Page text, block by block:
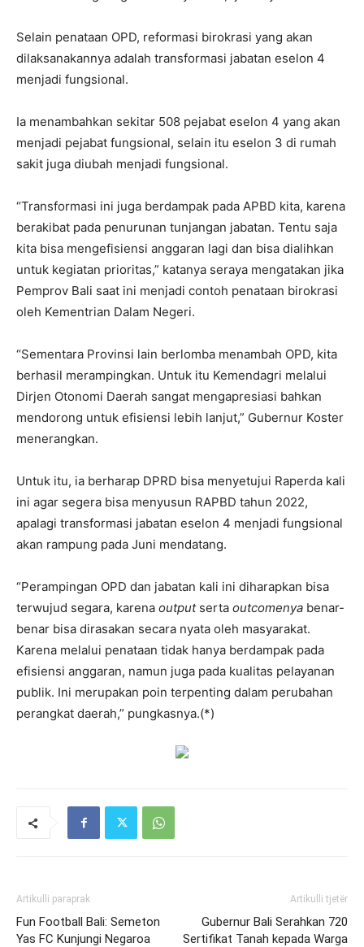
Selain penataan OPD, reformasi birokrasi yang akan
dilaksanakannya adalah transformasi jabatan eselon 4
menjadi fungsional.
Ia menambahkan sekitar 508 pejabat eselon 4 yang akan
menjadi pejabat fungsional, selain itu eselon 3 di rumah
sakit juga diubah menjadi fungsional.
“Transformasi ini juga berdampak pada APBD kita, karena
berakibat pada penurunan tunjangan jabatan. Tentu saja
kita bisa mengefisiensi anggaran lagi dan bisa dialihkan
untuk kegiatan prioritas,” katanya seraya mengatakan jika
Pemprov Bali saat ini menjadi contoh penataan birokrasi
oleh Kementrian Dalam Negeri.
“Sementara Provinsi lain berlomba menambah OPD, kita
berhasil merampingkan. Untuk itu Kemendagri melalui
Dirjen Otonomi Daerah sangat mengapresiasi bahkan
mendorong untuk efisiensi lebih lanjut,” Gubernur Koster
menerangkan.
Untuk itu, ia berharap DPRD bisa menyetujui Raperda kali
ini agar segera bisa menyusun RAPBD tahun 2022,
apalagi transformasi jabatan eselon 4 menjadi fungsional
akan rampung pada Juni mendatang.
“Perampingan OPD dan jabatan kali ini diharapkan bisa
terwujud segara, karena outputserta outcomenya benar-
benar bisa dirasakan secara nyata oleh masyarakat.
Karena melalui penataan tidak hanya berdampak pada
efisiensi anggaran, namun juga pada kualitas pelayanan
publik. Ini merupakan poin terpenting dalam perubahan
perangkat daerah,” pungkasnya.(*)
Artikulli paraprak
Fun Football Bali: Semeton
Yas FC Kunjungi Negaroa
Artikulli tjetër
Gubernur Bali Serahkan 720
Sertifikat Tanah kepada Warga